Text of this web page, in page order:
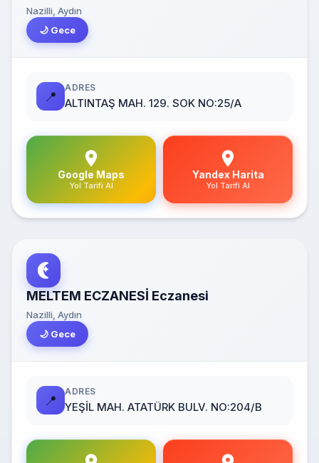
Nazilli, Aydın
🌙 Gece
📍
ADRES
ALTINTAŞ MAH. 129. SOK NO:25/A
Google Maps
Yol Tarifi Al
Yandex Harita
Yol Tarifi Al
MELTEM ECZANESİ Eczanesi
Nazilli, Aydın
🌙 Gece
📍
ADRES
YEŞİL MAH. ATATÜRK BULV. NO:204/B